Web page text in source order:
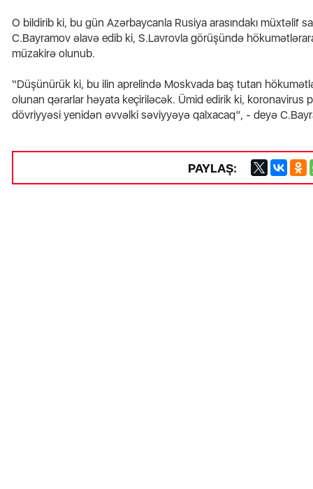
O bildirib ki, bu gün Azərbaycanla Rusiya arasındakı müxtəlif
C.Bayramov əlavə edib ki, S.Lavrovla görüşündə
müzakirə olunub.
“Düşünürük ki, bu ilin aprelində Moskvada baş tutan
olunan qərarlar həyata keçiriləcək. Ümid edirik ki, koronavirus
dövriyyəsi yenidən əvvəlki səviyyəyə qalxacaq”, - deyə
PAYLAŞ: